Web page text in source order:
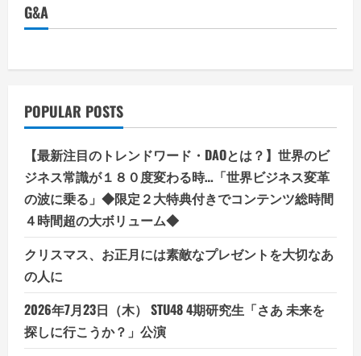
G&A
POPULAR POSTS
【最新注目のトレンドワード・DAOとは？】世界のビ
ジネス常識が１８０度変わる時…「世界ビジネス変革
の波に乗る」◆限定２大特典付きでコンテンツ総時間
４時間超の大ボリューム◆
クリスマス、お正月には素敵なプレゼントを大切なあ
の人に
2026年7月23日（木） STU48 4期研究生「さあ 未来を
探しに行こうか？」公演